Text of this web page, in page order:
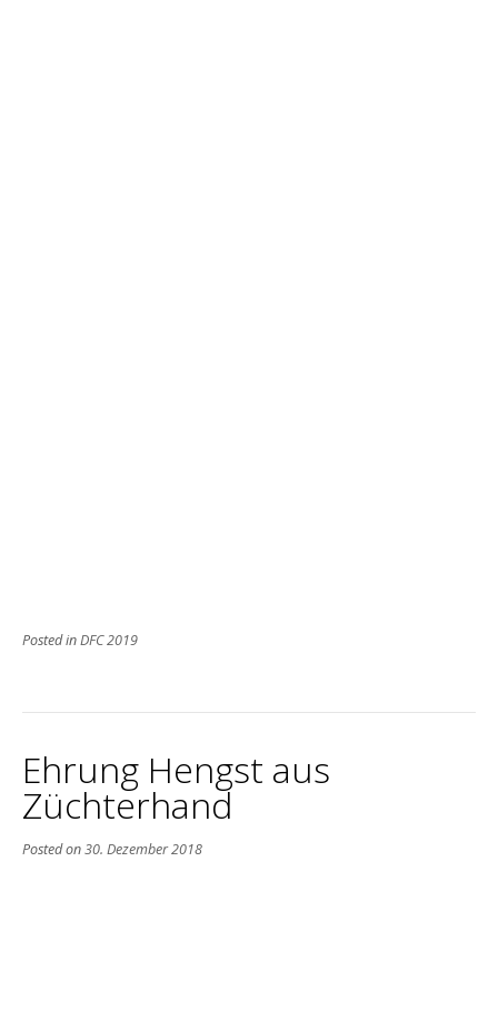
Posted inDFC 2019
Ehrung Hengst aus
Züchterhand
Posted on30. Dezember 2018